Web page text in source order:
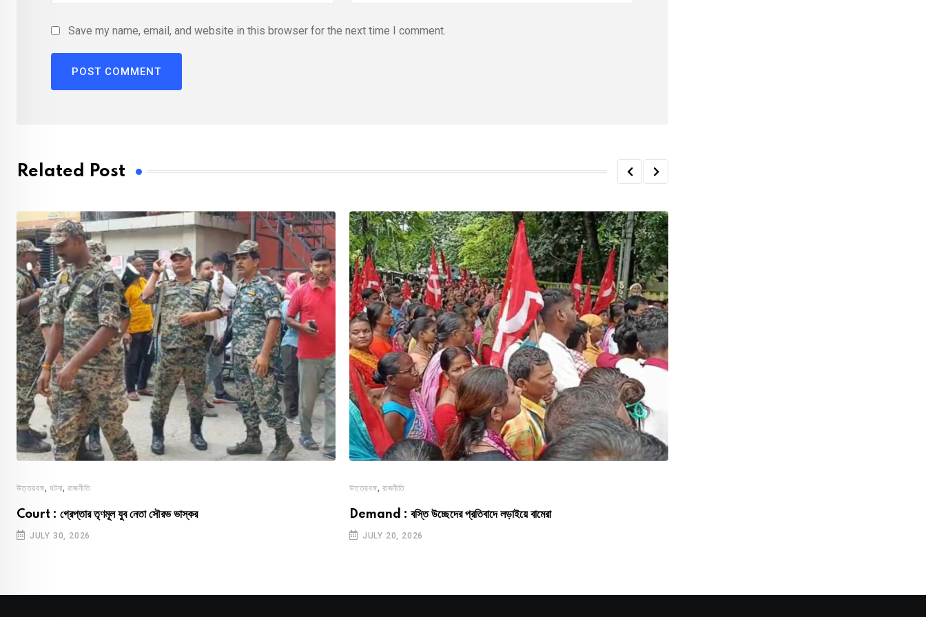
Save my name, email, and website in this browser for the next time I comment.
Related Post
উত্তরবঙ্গ, ঘটনা,রাজনীতি
Court : গ্রেপ্তার তৃণমূল যুব নেতা সৌরভ ভাস্কর
JULY 30, 2026
উত্তরবঙ্গ, রাজনীতি
Demand : বস্তি উচ্ছেদের প্রতিবাদে লড়াইয়ে বামেরা
JULY 20, 2026